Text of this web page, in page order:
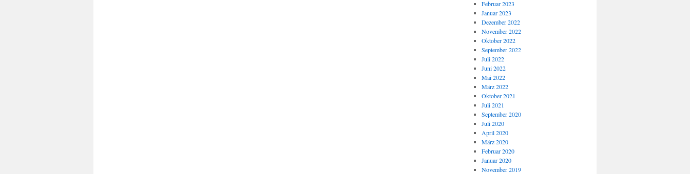
Februar 2023
Januar 2023
Dezember 2022
November 2022
Oktober 2022
September 2022
Juli 2022
Juni 2022
Mai 2022
März 2022
Oktober 2021
Juli 2021
September 2020
Juli 2020
April 2020
März 2020
Februar 2020
Januar 2020
November 2019